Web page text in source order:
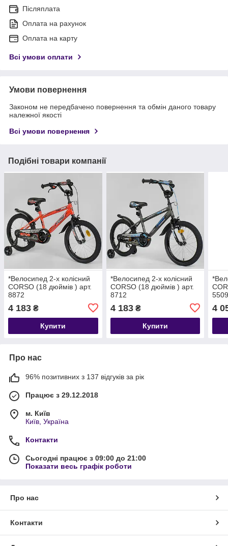
Післяплата
Оплата на рахунок
Оплата на карту
Всі умови оплати
Умови повернення
Законом не передбачено повернення та обмін даного товару
належної якості
Всі умови повернення
Подібні товари компанії
*Велосипед 2-х колісний
CORSO (18 дюймів ) арт.
8872
4 183 ₴
Купити
*Велосипед 2-х колісний
CORSO (18 дюймів ) арт.
8712
4 183₴
Купити
4
Про нас
96% позитивних з 137 відгуків за рік
Працює з 29.12.2018
м. Київ
Київ, Україна
Контакти
Сьогодні працює з 09:00 до 21:00
Показати весь графік роботи
Про нас
Контакти